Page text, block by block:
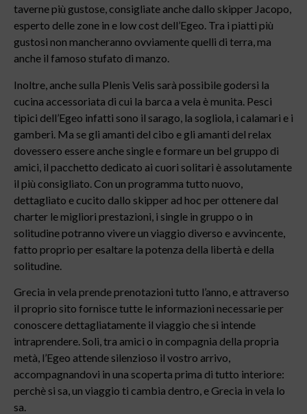
taverne più gustose, consigliate anche dallo skipper Jacopo,
esperto delle zone in e low cost dell’Egeo. Tra i piatti più
gustosi non mancheranno ovviamente quelli di terra, ma
anche il famoso stufato di manzo.
Inoltre, anche sulla Plenis Velis sarà possibile godersi la
cucina accessoriata di cui la barca a vela è munita. Pesci
tipici dell’Egeo infatti sono il sarago, la sogliola, i calamari e i
gamberi. Ma se gli amanti del cibo e gli amanti del relax
dovessero essere anche single e formare un bel gruppo di
amici, il pacchetto dedicato ai cuori solitari è assolutamente
il più consigliato. Con un programma tutto nuovo,
dettagliato e cucito dallo skipper ad hoc per ottenere dal
charter le migliori prestazioni, i single in gruppo o in
solitudine potranno vivere un viaggio diverso e avvincente,
fatto proprio per esaltare la potenza della libertà e della
solitudine.
Grecia in vela prende prenotazioni tutto l’anno, e attraverso
il proprio sito fornisce tutte le informazioni necessarie per
conoscere dettagliatamente il viaggio che si intende
intraprendere. Soli, tra amici o in compagnia della propria
metà, l’Egeo attende silenzioso il vostro arrivo,
accompagnandovi in una scoperta prima di tutto interiore:
perchè si sa, un viaggio ti cambia dentro, e Grecia in vela lo
sa.